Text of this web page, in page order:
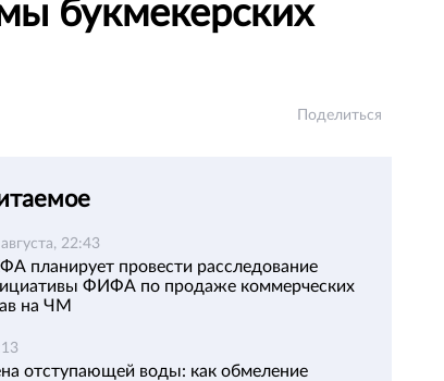
букмекерских
Поделиться
22:43
планирует провести расследование
ФИФА по продаже коммерческих
на ЧМ
отступающей воды: как обмеление